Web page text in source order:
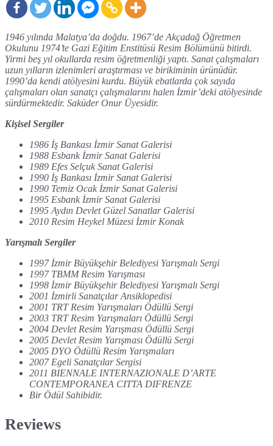
1946 yılında Malatya’da doğdu. 1967’de Akçadağ Öğretmen
Okulunu 1974’te Gazi Eğitim Enstitüsü Resim Bölümünü bitirdi.
Yirmi beş yıl okullarda resim öğretmenliği yaptı. Sanat çalışmaları
uzun yılların izlenimleri araştırması ve birikiminin ürünüdür.
1990’da kendi atölyesini kurdu. Büyük ebatlarda çok sayıda
çalışmaları olan sanatçı çalışmalarını halen İzmir’deki atölyesinde
sürdürmektedir. Saküder Onur Üyesidir.
Kişisel Sergiler
1986 İş Bankası İzmir Sanat Galerisi
1988 Esbank İzmir Sanat Galerisi
1989 Efes Selçuk Sanat Galerisi
1990 İş Bankası İzmir Sanat Galerisi
1990 Temiz Ocak İzmir Sanat Galerisi
1995 Esbank İzmir Sanat Galerisi
1995 Aydın Devlet Güzel Sanatlar Galerisi
2010 Resim Heykel Müzesi İzmir Konak
Yarışmalı Sergiler
1997 İzmir Büyükşehir Belediyesi Yarışmalı Sergi
1997 TBMM Resim Yarışması
1998 İzmir Büyükşehir Belediyesi Yarışmalı Sergi
2001 İzmirli Sanatçılar Ansiklopedisi
2001 TRT Resim Yarışmaları Ödüllü Sergi
2003 TRT Resim Yarışmaları Ödüllü Sergi
2004 Devlet Resim Yarışması Ödüllü Sergi
2005 Devlet Resim Yarışması Ödüllü Sergi
2005 DYO Ödüllü Resim Yarışmaları
2007 Egeli Sanatçılar Sergisi
2011 BIENNALE INTERNAZIONALE D’ARTE
CONTEMPORANEA CITTA DIFRENZE
Bir Ödül Sahibidir.
Reviews